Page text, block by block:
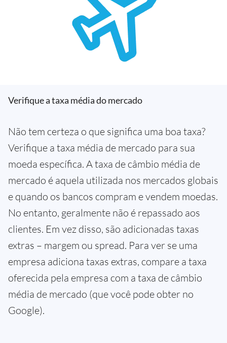
Verifique a taxa média do mercado
Não tem certeza o que significa uma boa taxa?
Verifique a taxa média de mercado para sua
moeda específica. A taxa de câmbio média de
mercado é aquela utilizada nos mercados globais
e quando os bancos compram e vendem moedas.
No entanto, geralmente não é repassado aos
clientes. Em vez disso, são adicionadas taxas
extras – margem ou spread. Para ver se uma
empresa adiciona taxas extras, compare a taxa
oferecida pela empresa com a taxa de câmbio
média de mercado (que você pode obter no
Google).